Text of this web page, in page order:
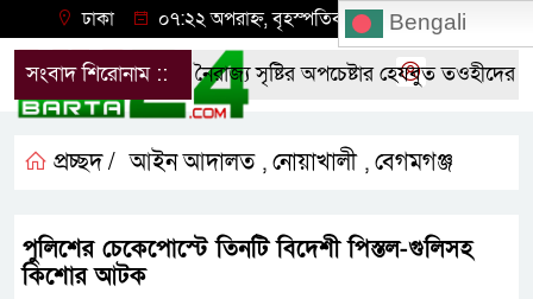
ঢাকা ০৭:২২ অপরাহ্ন, বৃহস্পতিবার, ০৬ অগাস্ট ২০২৬
সংবাদ শিরোনাম ::
উসকানি ও নৈরাজ্য সৃষ্টির অপচেষ্টার হেযবুত তওহীদের
প্রচ্ছদ / আইন আদালত , নোয়াখালী , বেগমগঞ্জ
পুলিশের চেকেপোস্টে তিনটি বিদেশী পিস্তল-গুলিসহ
কিশোর আটক
Bengali